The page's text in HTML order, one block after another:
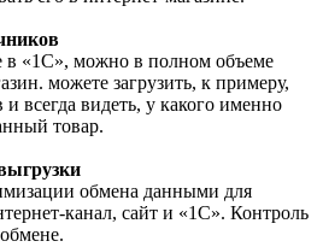
в «1С», можно в полном объеме
можете загрузить, к примеру,
всегда видеть, у какого именно
товар.
обмена данными для
канал, сайт и «1С». Контроль